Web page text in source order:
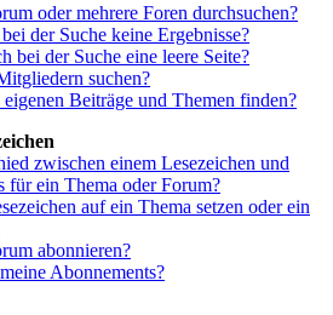
oder mehrere Foren durchsuchen?
der Suche keine Ergebnisse?
bei der Suche eine leere Seite?
suchen?
Beiträge und Themen finden?
zwischen einem Lesezeichen und
für ein Thema oder Forum?
auf ein Thema setzen oder ein
abonnieren?
Abonnements?